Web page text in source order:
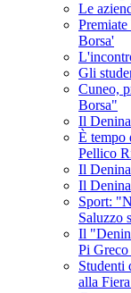
Le
Borsa'
Gli
Cuneo,
Borsa"
Il
È tempo
Pellico
Il
Il
Sport:
Saluzzo
Il
Pi
alla